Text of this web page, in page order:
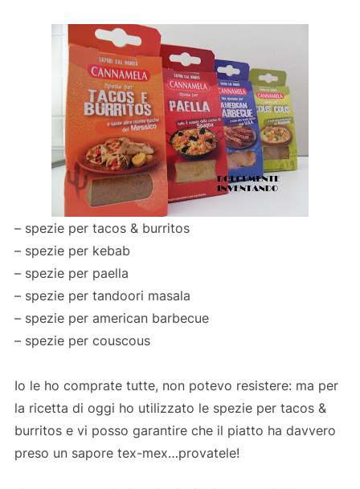
– spezie per tacos & burritos
– spezie per kebab
– spezie per paella
– spezie per tandoori masala
– spezie per american barbecue
– spezie per couscous
Io le ho comprate tutte, non potevo resistere: ma per
la ricetta di oggi ho utilizzato le spezie per tacos &
burritos e vi posso garantire che il piatto ha davvero
preso un sapore tex-mex…provatele!